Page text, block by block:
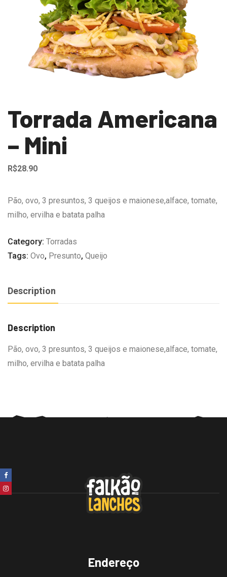
Torrada Americana
– Mini
R$28.90
Pão, ovo, 3 presuntos, 3 queijos e maionese,alface, tomate,
milho, ervilha e batata palha
Category: Torradas
Tags: Ovo, Presunto, Queijo
Description
Description
Pão, ovo, 3 presuntos, 3 queijos e maionese,alface, tomate,
milho, ervilha e batata palha
Endereço